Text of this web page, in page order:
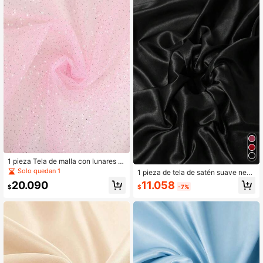
1 pieza Tela de malla con lunares pl
ateados, ropa rígida, material para v
estuario de escenario, mezcla de al
godón y poliéster, empaque de rega
Solo quedan 1
$20.090
1 pieza de tela de satén suave negr
a, adecuada para vestidos de novi
a, manualidades DIY, ropa, cortinas,
$11.058 -7%